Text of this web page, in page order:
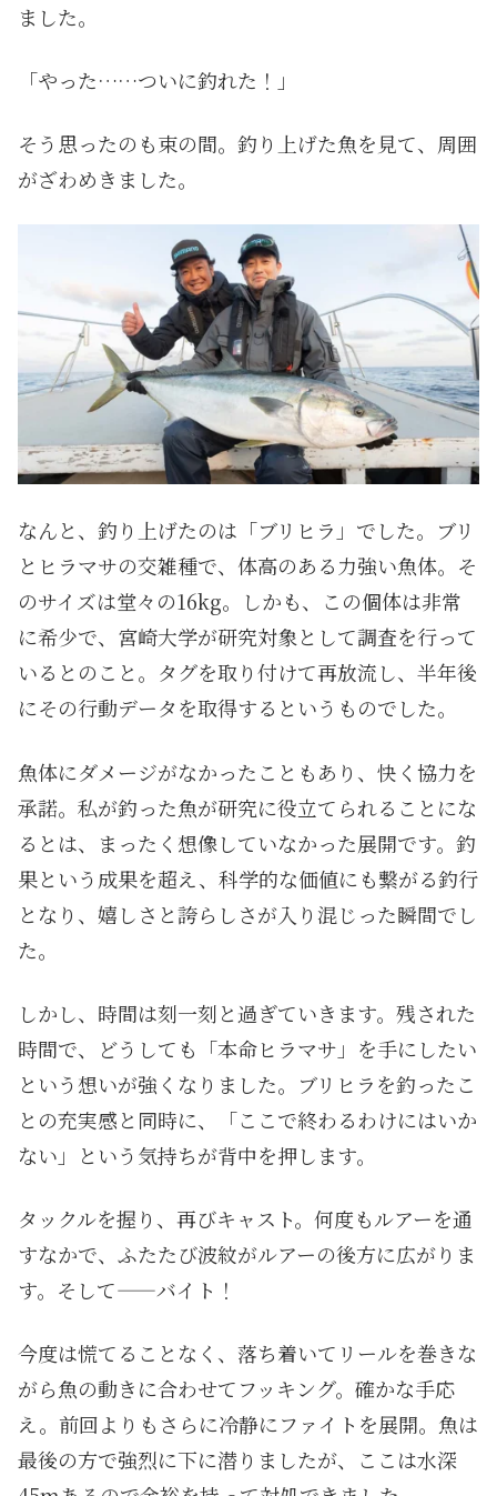
ました。
「やった……ついに釣れた！」
そう思ったのも束の間。釣り上げた魚を見て、周囲
がざわめきました。
なんと、釣り上げたのは「ブリヒラ」でした。ブリ
とヒラマサの交雑種で、体高のある力強い魚体。そ
のサイズは堂々の16kg。しかも、この個体は非常
に希少で、宮崎大学が研究対象として調査を行って
いるとのこと。タグを取り付けて再放流し、半年後
にその行動データを取得するというものでした。
魚体にダメージがなかったこともあり、快く協力を
承諾。私が釣った魚が研究に役立てられることにな
るとは、まったく想像していなかった展開です。釣
果という成果を超え、科学的な価値にも繋がる釣行
となり、嬉しさと誇らしさが入り混じった瞬間でし
た。
しかし、時間は刻一刻と過ぎていきます。残された
時間で、どうしても「本命ヒラマサ」を手にしたい
という想いが強くなりました。ブリヒラを釣ったこ
との充実感と同時に、「ここで終わるわけにはいか
ない」という気持ちが背中を押します。
タックルを握り、再びキャスト。何度もルアーを通
すなかで、ふたたび波紋がルアーの後方に広がりま
す。そして——バイト！
今度は慌てることなく、落ち着いてリールを巻きな
がら魚の動きに合わせてフッキング。確かな手応
え。前回よりもさらに冷静にファイトを展開。魚は
最後の方で強烈に下に潜りましたが、ここは水深